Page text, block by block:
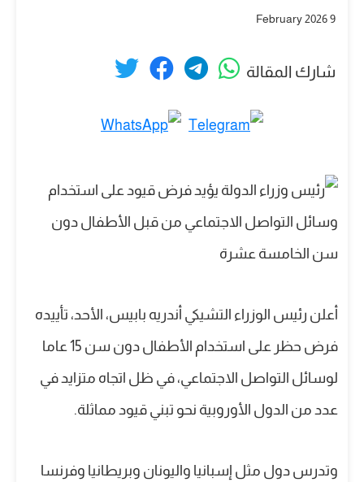
9 February 2026
شارك المقالة
أعلن رئيس الوزراء التشيكي أندريه بابيس، الأحد، تأييده
فرض حظر على استخدام الأطفال دون سن 15 عاما
لوسائل التواصل الاجتماعي، في ظل اتجاه متزايد في
عدد من الدول الأوروبية نحو تبني قيود مماثلة.
وتدرس دول مثل إسبانيا واليونان وبريطانيا وفرنسا